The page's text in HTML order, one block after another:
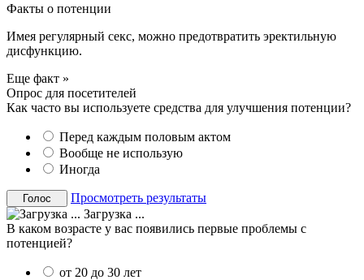
Факты о потенции
Имея регулярный секс, можно предотвратить эректильную
дисфункцию.
Еще факт »
Опрос для посетителей
Как часто вы используете средства для улучшения потенции?
Перед каждым половым актом
Вообще не использую
Иногда
Просмотреть результаты
Загрузка ...
В каком возрасте у вас появились первые проблемы с
потенцией?
от 20 до 30 лет